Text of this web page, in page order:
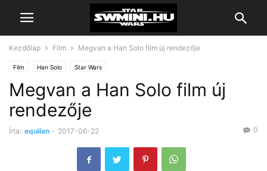
Kezdőlap Film Megvan a Han Solo film új rendezője
Film Han Solo Star Wars
Megvan a Han Solo film új
rendezője
Írta: equilan - 2017-06-22 0